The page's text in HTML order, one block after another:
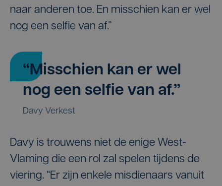
naar anderen toe. En misschien kan er wel
nog een selfie van af.”
“Misschien kan er wel
nog een selfie van af.”
Davy Verkest
Davy is trouwens niet de enige West-
Vlaming die een rol zal spelen tijdens de
viering. “Er zijn enkele misdienaars vanuit